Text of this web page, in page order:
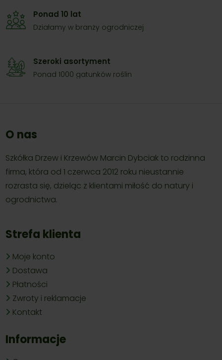
Ponad 10 lat
Działamy w branży ogrodniczej
Szeroki asortyment
Ponad 1000 gatunków roślin
O nas
Szkółka Drzew i Krzewów Marcin Dybciak to rodzinna
firma, która od 1 czerwca 2012 roku nieustannie
rozrasta się, dzieląc z klientami miłość do natury i
ogrodnictwa.
Strefa klienta
Moje konto
Dostawa
Płatności
Zwroty i reklamacje
Kontakt
Informacje